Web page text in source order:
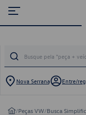
Nova Serrana Entre/
/Peças VW/Busca